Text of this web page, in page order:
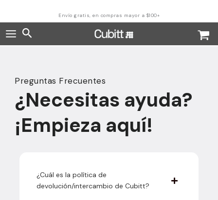
contenido
Envío gratis, en compras mayor a $100+
Buscar
Preguntas Frecuentes
¿Necesitas ayuda?
¡Empieza aquí!
¿Cuál es la política de
devolución/intercambio de Cubitt?